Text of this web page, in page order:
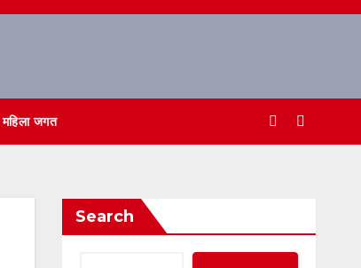
महिला जगत
Search